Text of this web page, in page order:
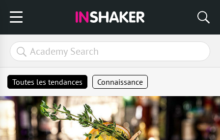
Toutes les tendances Connaissance